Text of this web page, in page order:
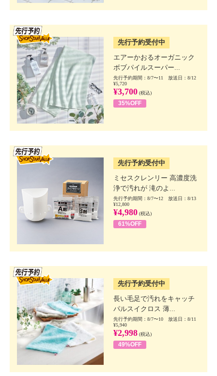
先行予約受付中
エアーかおるオーガニック
ボブパイルスーパー...
先行予約期間：8/7〜11 放送日：8/12
¥5,720
¥3,700 (税込)
35%OFF
先行予約受付中
ミセスクレンリー 高濃度洗
浄で汚れが 滝のよ...
先行予約期間：8/7〜12 放送日：8/13
¥12,800
¥4,980 (税込)
61%OFF
先行予約受付中
長い毛足で汚れをキャッチ
パルスイクロス 薄...
先行予約期間：8/7〜10 放送日：8/11
¥5,940
¥2,998 (税込)
49%OFF